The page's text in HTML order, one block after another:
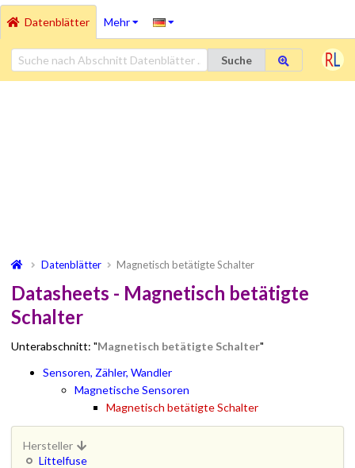
Datenblätter Mehr
Suche
Datenblätter Magnetisch betätigte Schalter
Datasheets - Magnetisch betätigte
Schalter
Unterabschnitt: "Magnetisch betätigte Schalter"
Sensoren, Zähler, Wandler
Magnetische Sensoren
Magnetisch betätigte Schalter
Hersteller
Littelfuse